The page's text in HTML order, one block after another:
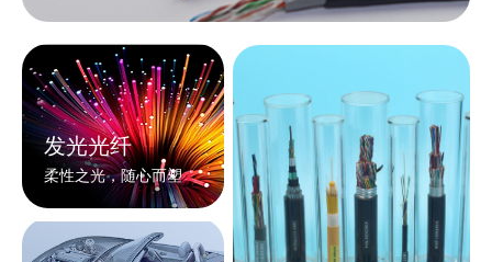
发光光纤
柔性之光，随心而塑